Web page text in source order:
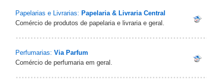
Papelarias e Livrarias: Papelaria & Livraria Central‎
Comércio de produtos de papelaria e livraria e geral.
Perfumarias: Via Parfum‎
Comércio de perfumaria em geral.